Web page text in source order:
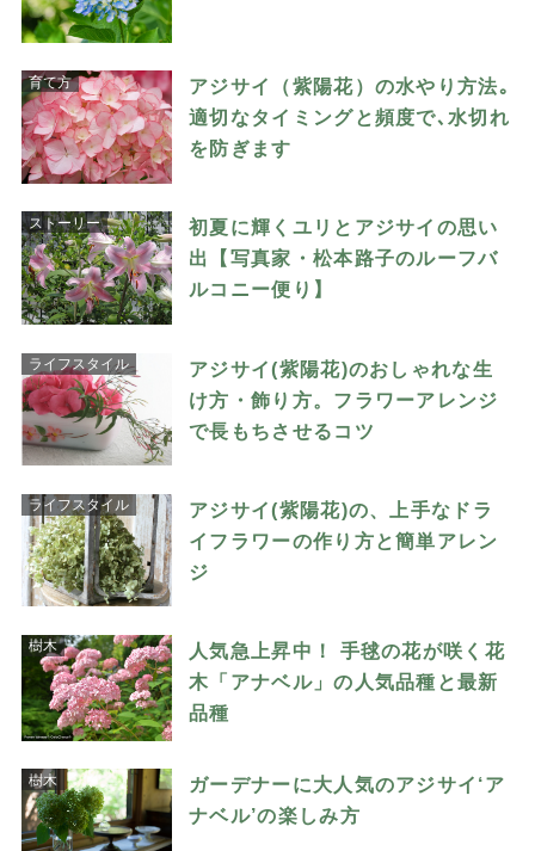
育て方
アジサイ（紫陽花）の水やり方法｡
適切なタイミングと頻度で､水切れ
を防ぎます
ストーリー
初夏に輝くユリとアジサイの思い
出【写真家・松本路子のルーフバ
ルコニー便り】
ライフスタイル
アジサイ(紫陽花)のおしゃれな生
け方・飾り方。フラワーアレンジ
で長もちさせるコツ
ライフスタイル
アジサイ(紫陽花)の、上手なドラ
イフラワーの作り方と簡単アレン
ジ
樹木
人気急上昇中！ 手毬の花が咲く花
木「アナベル」の人気品種と最新
品種
樹木
ガーデナーに大人気のアジサイ‘ア
ナベル’の楽しみ方